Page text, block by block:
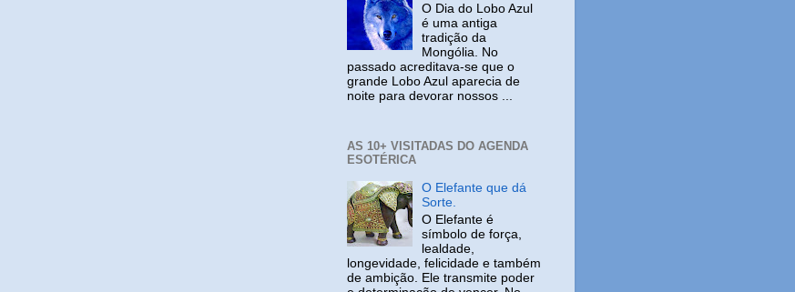
O Dia do Lobo Azul
é uma antiga
tradição da
Mongólia. No
passado acreditava-se que o
grande Lobo Azul aparecia de
noite para devorar nossos ...
AS 10+ VISITADAS DO AGENDA
ESOTÉRICA
O Elefante que dá
Sorte.
O Elefante é
símbolo de força,
lealdade,
longevidade, felicidade e também
de ambição. Ele transmite poder